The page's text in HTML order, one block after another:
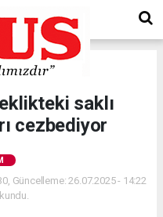
saklı
cezbediyor
Güncelleme: 26.07.2025 - 14:22